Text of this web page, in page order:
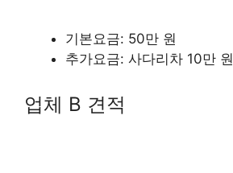
기본요금: 50만 원
추가요금: 사다리차 10만 원
업체 B 견적